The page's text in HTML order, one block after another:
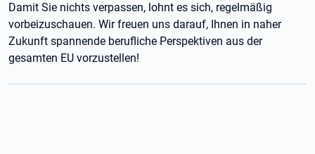
Damit Sie nichts verpassen, lohnt es sich, regelmäßig
vorbeizuschauen. Wir freuen uns darauf, Ihnen in naher
Zukunft spannende berufliche Perspektiven aus der
gesamten EU vorzustellen!